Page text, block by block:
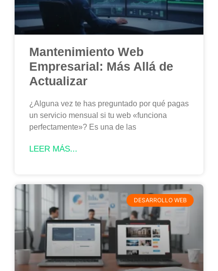
Mantenimiento Web
Empresarial: Más Allá de
Actualizar
¿Alguna vez te has preguntado por qué pagas
un servicio mensual si tu web «funciona
perfectamente»? Es una de las
LEER MÁS...
DESARROLLO WEB